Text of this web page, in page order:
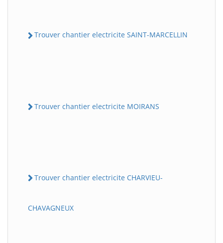
Trouver chantier electricite SAINT-MARCELLIN
Trouver chantier electricite MOIRANS
Trouver chantier electricite CHARVIEU-
CHAVAGNEUX